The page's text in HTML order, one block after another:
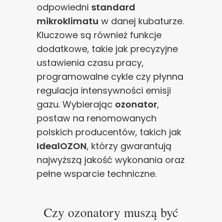
odpowiedni standard
mikroklimatu w danej kubaturze.
Kluczowe są również funkcje
dodatkowe, takie jak precyzyjne
ustawienia czasu pracy,
programowalne cykle czy płynna
regulacja intensywności emisji
gazu. Wybierając ozonator,
postaw na renomowanych
polskich producentów, takich jak
IdealOZON, którzy gwarantują
najwyższą jakość wykonania oraz
pełne wsparcie techniczne.
Czy ozonatory muszą być